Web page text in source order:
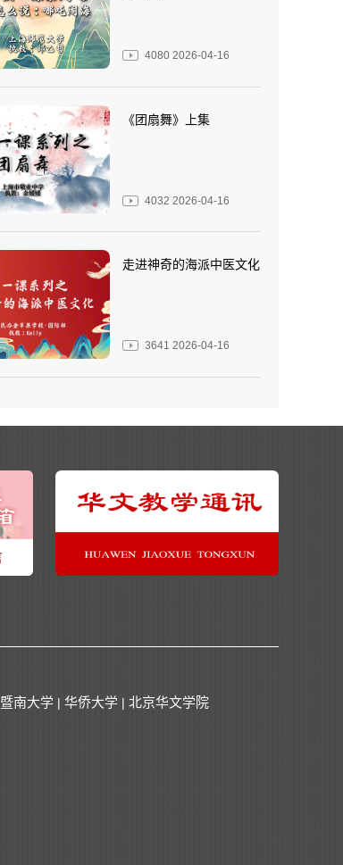
4080 2026-04-16
《团扇舞》上集
4032 2026-04-16
走进神奇的海派中医文化
3641 2026-04-16
暨南大学 | 华侨大学 | 北京华文学院